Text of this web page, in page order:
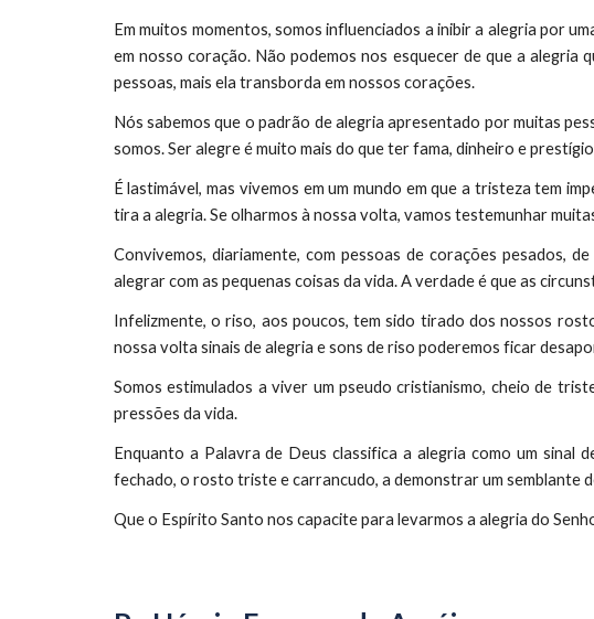
Em muitos momentos, somos influenciados a inibir a alegria por
em nosso coração. Não podemos nos esquecer de que a alegria
pessoas, mais ela transborda em nossos corações.
Nós sabemos que o padrão de alegria apresentado por muitas
somos. Ser alegre é muito mais do que ter fama, dinheiro e
É lastimável, mas vivemos em um mundo em que a tristeza tem
tira a alegria. Se olharmos à nossa volta, vamos testemunhar
Convivemos, diariamente, com pessoas de corações pesados,
alegrar com as pequenas coisas da vida. A verdade é que as
Infelizmente, o riso, aos poucos, tem sido tirado dos nossos
nossa volta sinais de alegria e sons de riso poderemos ficar
Somos estimulados a viver um pseudo cristianismo, cheio de
pressões da vida.
Enquanto a Palavra de Deus classifica a alegria como um sinal
fechado, o rosto triste e carrancudo, a demonstrar um semblante
Que o Espírito Santo nos capacite para levarmos a alegria do